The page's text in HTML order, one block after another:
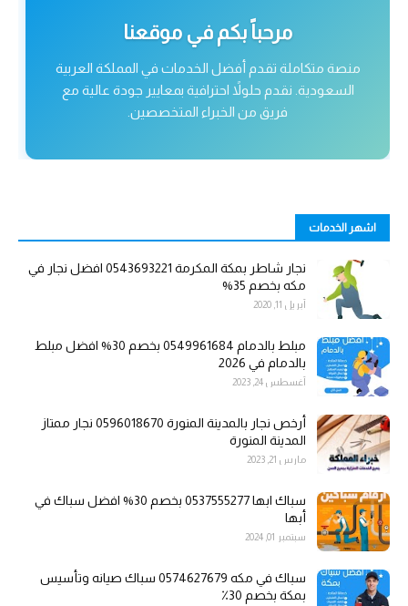
مرحباً بكم في موقعنا
منصة متكاملة تقدم أفضل الخدمات في المملكة العربية
السعودية. نقدم حلولاً احترافية بمعايير جودة عالية مع
فريق من الخبراء المتخصصين.
اشهر الخدمات
نجار شاطر بمكة المكرمة 0543693221 افضل نجار في
مكه بخصم 35%
أبريل 11, 2020
مبلط بالدمام 0549961684 بخصم 30% افضل مبلط
بالدمام في 2026
أغسطس 24, 2023
أرخص نجار بالمدينة المنورة 0596018670 نجار ممتاز
المدينة المنورة
مارس 21, 2023
سباك ابها 0537555277 بخصم 30% افضل سباك في
أبها
سبتمبر 01, 2024
سباك في مكه 0574627679 سباك صيانه وتأسيس
بمكة بخصم 30٪